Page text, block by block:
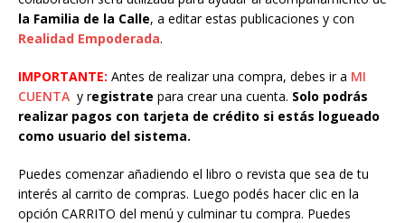
la Familia de la Calle, a editar estas publicaciones y con
Realidad Empoderada.
IMPORTANTE: Antes de realizar una compra, debes ir a MI
CUENTA y registrate para crear una cuenta. Solo podrás
realizar pagos con tarjeta de crédito si estás logueado
como usuario del sistema.
Puedes comenzar añadiendo el libro o revista que sea de tu
interés al carrito de compras. Luego podés hacer clic en la
opción CARRITO del menú y culminar tu compra. Puedes